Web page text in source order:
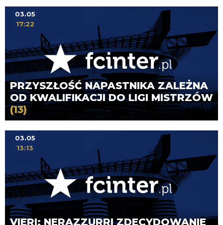
PRZYSZŁOŚĆ NAPASTNIKA ZALEŻNA
OD KWALIFIKACJI DO LIGI MISTRZÓW
(13)
03.05
17:22
VIERI: NERAZZURRI ZDECYDOWANIE
03.05
13:13